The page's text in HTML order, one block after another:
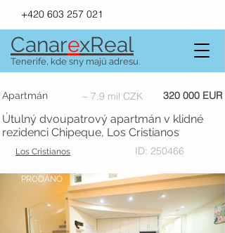
+420 603 257 021
CanarexReal
Tenerife, kde sny majú adresu.
Apartmán ~ 7.9 mil CZK 320 000 EUR
Útulný dvoupatrový apartmán v klidné
rezidenci Chipeque, Los Cristianos
Los Cristianos ID: 250466
PRODÁNO